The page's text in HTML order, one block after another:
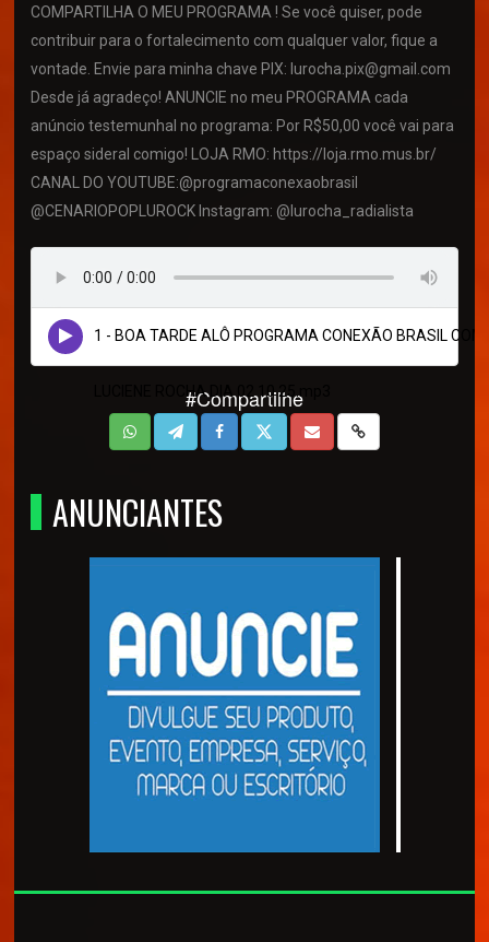
COMPARTILHA O MEU PROGRAMA ! Se você quiser, pode
contribuir para o fortalecimento com qualquer valor, fique a
vontade. Envie para minha chave PIX: lurocha.pix@gmail.com
Desde já agradeço! ANUNCIE no meu PROGRAMA cada
anúncio testemunhal no programa: Por R$50,00 você vai para
espaço sideral comigo! LOJA RMO: https://loja.rmo.mus.br/
CANAL DO YOUTUBE:@programaconexaobrasil
@CENARIOPOPLUROCK Instagram: @lurocha_radialista
1 - BOA TARDE ALÔ PROGRAMA CONEXÃO BRASIL COM
LUCIENE ROCHA DIA 02 10 25.mp3
#Compartilhe
ANUNCIANTES